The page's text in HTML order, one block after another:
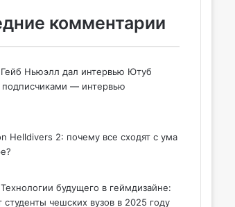
комментарии
Гейб Ньюэлл дал интервью Ютуб
подписчиками — интервью
Helldivers 2: почему все сходят с ума
Технологии будущего в геймдизайне:
студенты чешских вузов в 2025 году